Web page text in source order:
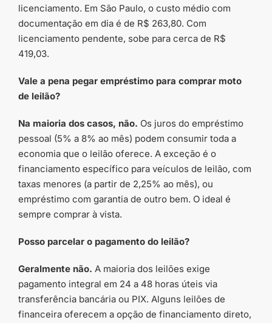
licenciamento. Em São Paulo, o custo médio com
documentação em dia é de R$ 263,80. Com
licenciamento pendente, sobe para cerca de R$
419,03.
Vale a pena pegar empréstimo para comprar moto
de leilão?
Na maioria dos casos, não. Os juros do empréstimo
pessoal (5% a 8% ao mês) podem consumir toda a
economia que o leilão oferece. A exceção é o
financiamento específico para veículos de leilão, com
taxas menores (a partir de 2,25% ao mês), ou
empréstimo com garantia de outro bem. O ideal é
sempre comprar à vista.
Posso parcelar o pagamento do leilão?
Geralmente não. A maioria dos leilões exige
pagamento integral em 24 a 48 horas úteis via
transferência bancária ou PIX. Alguns leilões de
financeira oferecem a opção de financiamento direto,